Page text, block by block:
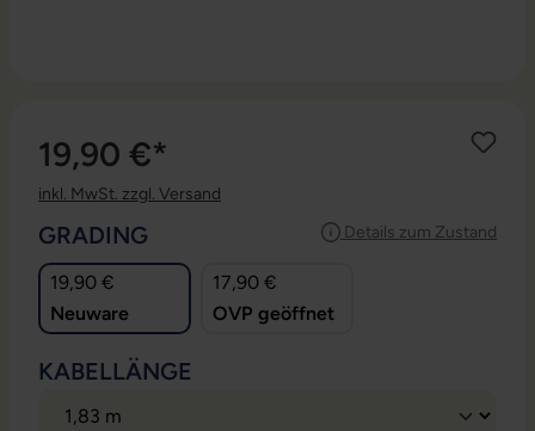
19,90 €*
inkl. MwSt. zzgl. Versand
Details zum Zustand
GRADING
19,90 €
Neuware
17,90 €
OVP geöffnet
KABELLÄNGE